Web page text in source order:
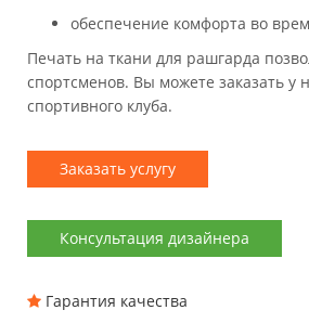
обеспечение комфорта во
Печать на ткани для рашгарда
спортсменов. Вы можете заказать
спортивного клуба.
Заказать услугу
Консультация дизайнера
Гарантия качества